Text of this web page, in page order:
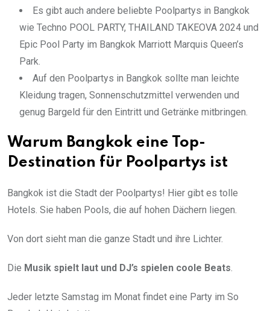
Es gibt auch andere beliebte Poolpartys in Bangkok
wie Techno POOL PARTY, THAILAND TAKEOVA 2024 und
Epic Pool Party im Bangkok Marriott Marquis Queen’s
Park.
Auf den Poolpartys in Bangkok sollte man leichte
Kleidung tragen, Sonnenschutzmittel verwenden und
genug Bargeld für den Eintritt und Getränke mitbringen.
Warum Bangkok eine Top-
Destination für Poolpartys ist
Bangkok ist die Stadt der Poolpartys! Hier gibt es tolle
Hotels. Sie haben Pools, die auf hohen Dächern liegen.
Von dort sieht man die ganze Stadt und ihre Lichter.
Die Musik spielt laut und DJ’s spielen coole Beats
Jeder letzte Samstag im Monat findet eine Party im So